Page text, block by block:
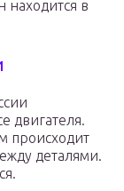
находится в
двигателя.
происходит
деталями.